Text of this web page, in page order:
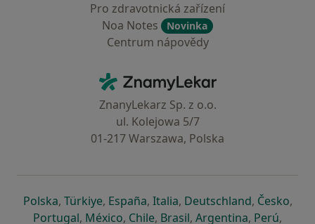
Pro zdravotnická zařízení
Noa Notes
Novinka
Centrum nápovědy
ZnamyLekar - Hlavní stránka
ZnanyLekarz Sp. z o.o.
ul. Kolejowa 5/7
01-217 Warszawa, Polska
Polskase otevře v nové záložce
, Türkiyese otevře v nové záložce
, Españase otevře v nové záložce
, Italiase otevře v nové záložce
, Deutschlandse otevře v
, Českose
,
Portugalse otevře v nové záložce
, Méxicose otevře v nové záložce
, Chilese otevře v nové záložce
, Brasilse otevře v nové
, Argentinase otevře v
, Perúse
,